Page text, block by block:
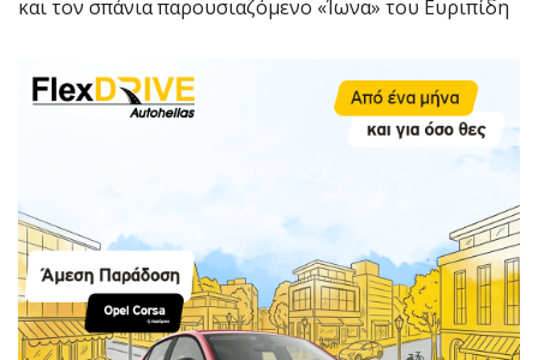
και τον σπάνια παρουσιαζόμενο «Ίωνα» του Ευριπίδη